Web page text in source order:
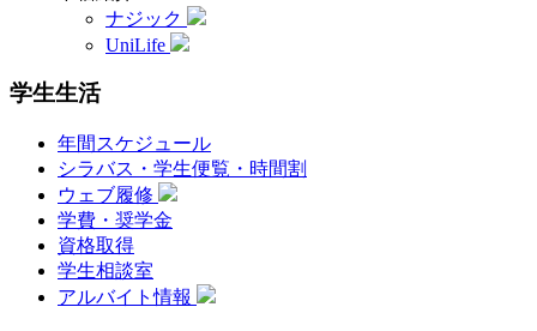
ナジック
UniLife
学生生活
年間スケジュール
シラバス・学生便覧・時間割
ウェブ履修
学費・奨学金
資格取得
学生相談室
アルバイト情報